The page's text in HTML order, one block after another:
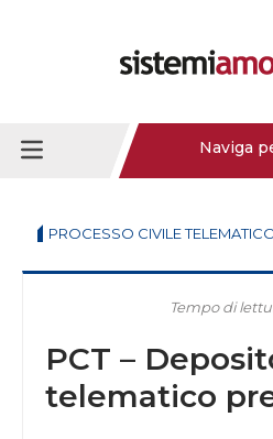
Naviga
PROCESSO CIVILE
Tempo di
PCT –
telematico